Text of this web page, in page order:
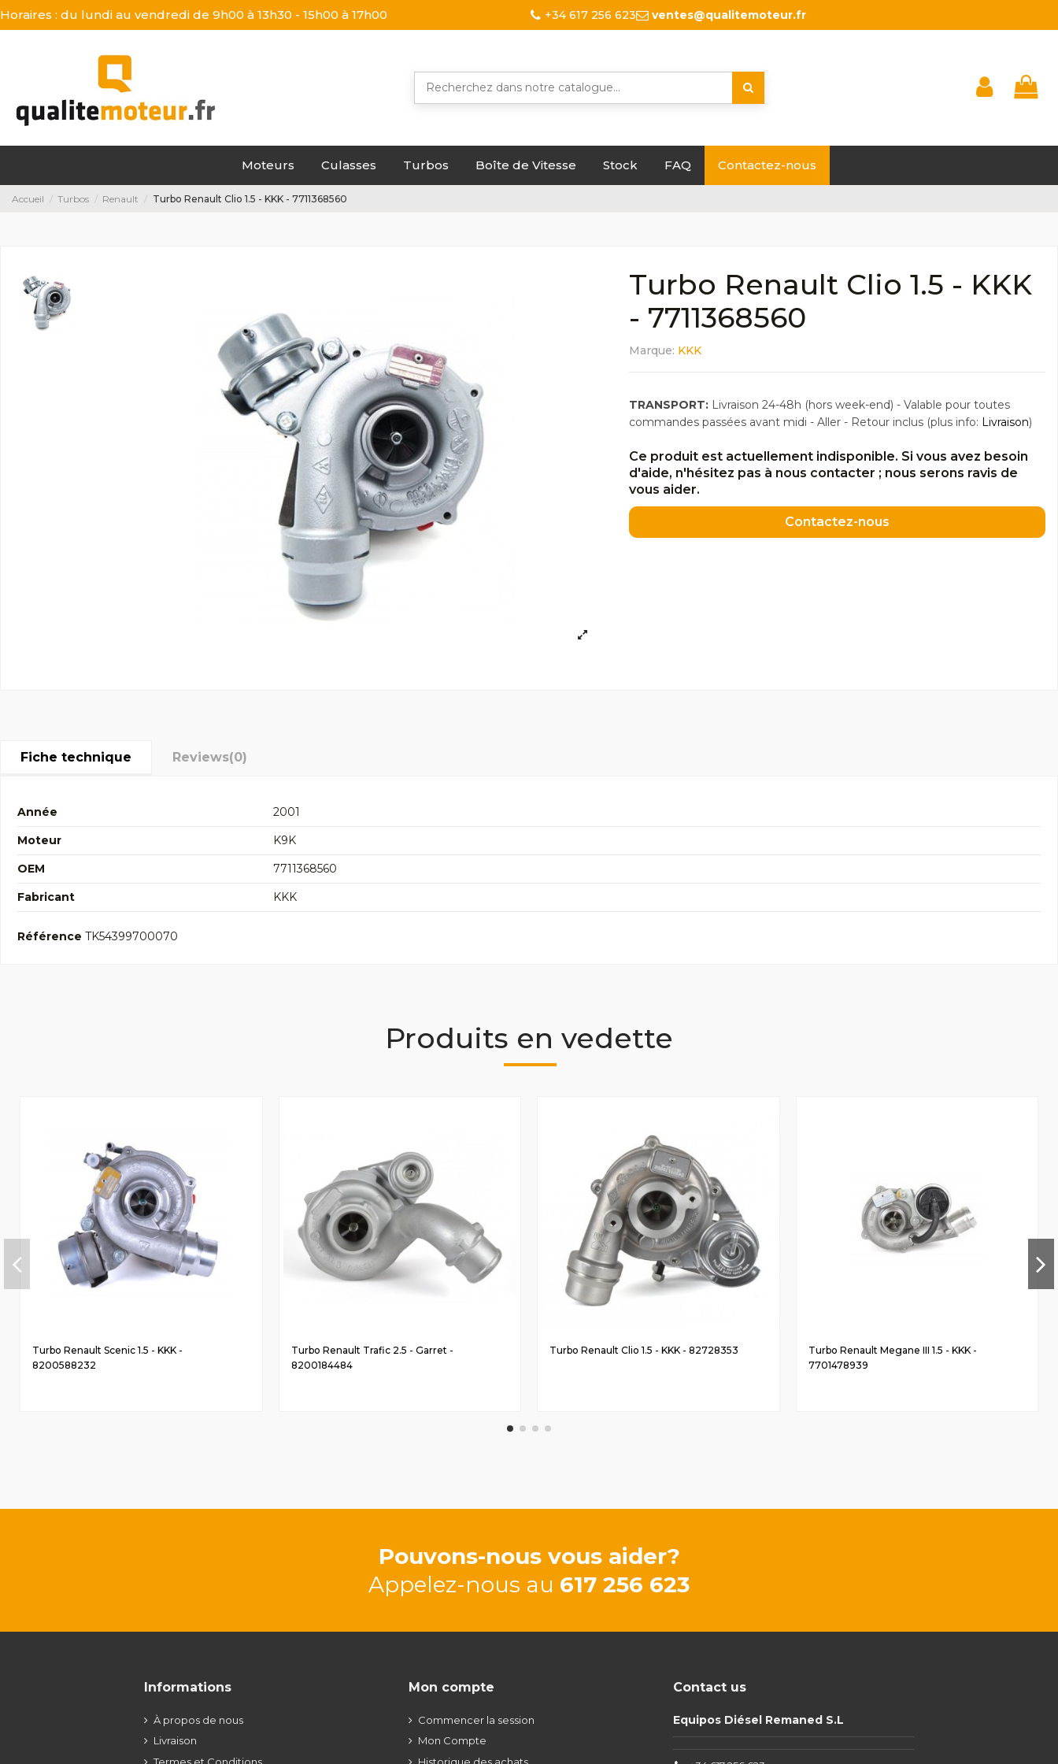
Horaires : du lundi au vendredi de 9h00 à 13h30 - 15h00 à 17h00 +34 617 256 623 ventes@qualitemoteur.fr
Moteurs Culasses Turbos Boîte de Vitesse Stock FAQ Contactez-nous
Accueil Turbos Renault Turbo Renault Clio 1.5 - KKK - 7711368560
Turbo Renault Clio 1.5 - KKK
- 7711368560
Marque: KKK
TRANSPORT: Livraison 24-48h (hors week-end) - Valable pour toutes
commandes passées avant midi - Aller - Retour inclus (plus info: Livraison)
Ce produit est actuellement indisponible. Si vous avez besoin
d'aide, n'hésitez pas à nous contacter ; nous serons ravis de
vous aider.
Contactez-nous
Fiche technique Reviews(0)
Année
2001
Moteur
K9K
OEM
7711368560
Fabricant
KKK
Référence TK54399700070
Produits en vedette
Turbo Renault Scenic 1.5 - KKK -
8200588232
Turbo Renault Trafic 2.5 - Garret -
8200184484
Turbo Renault Clio 1.5 - KKK - 82728353
Turbo Renault Megane III 1.5 - KKK -
7701478939
Pouvons-nous vous aider?
Appelez-nous au 617 256 623
Informations
À propos de nous
Livraison
Mon compte
Commencer la session
Mon Compte
Contact us
Equipos Diésel Remaned S.L